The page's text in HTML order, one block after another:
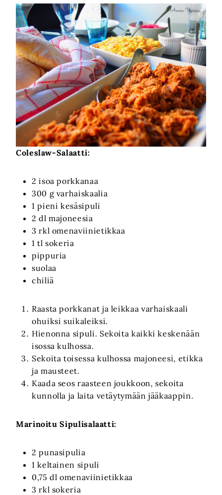
Coleslaw-Salaatti:
2 isoa porkkanaa
300 g varhaiskaalia
1 pieni kesäsipuli
2 dl majoneesia
3 rkl omenaviinietikkaa
1 tl sokeria
pippuria
suolaa
chiliä
Raasta porkkanat ja leikkaa varhaiskaali
ohuiksi suikaleiksi.
Hienonna sipuli. Sekoita kaikki keskenään
isossa kulhossa.
Sekoita toisessa kulhossa majoneesi, etikka
ja mausteet.
Kaada seos raasteen joukkoon, sekoita
kunnolla ja laita vetäytymään jääkaappin.
Marinoitu Sipulisalaatti:
2 punasipulia
1 keltainen sipuli
0,75 dl omenaviinietikkaa
3 rkl sokeria